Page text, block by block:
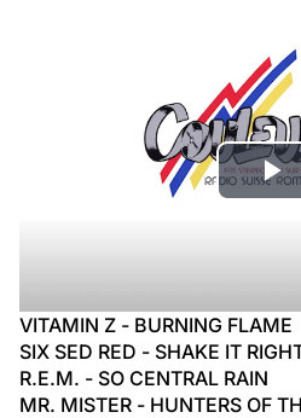
VITAMIN Z - BURNING FLAME
SIX SED RED - SHAKE IT
R.E.M. - SO CENTRAL RAIN
MR. MISTER - HUNTERS OF